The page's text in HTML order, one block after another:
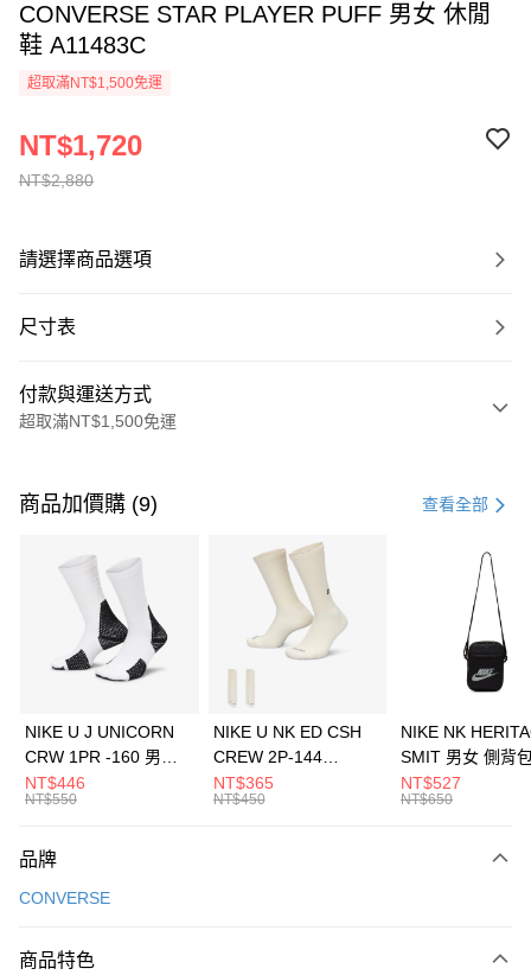
CONVERSE STAR PLAYER PUFF 男女 休閒
鞋 A11483C
超取滿NT$1,500免運
NT$2,880
NT$1,720
請選擇商品選項
尺寸表
付款與運送方式
超取滿NT$1,500免運
信用卡一次付款
3 期 0 利率 每期 21家銀行
合作金庫商業銀行
第一商業銀行
華南商業銀行
彰化商業銀行
上海商業儲蓄銀行
元大商業銀行
台灣樂天信用卡公司
Apple Pay
全盈+PAY
AFTEE先享後付
【關於「AFTEE先享後付」】
便利好安心！
３．安心：先確認商品／服務後，再付款。
運送方式
每筆NT$100，滿NT$1,500(含以上)免運費
商品加價購 (9) 查看全部
NIKE U J UNICORN
CRW 1PR -160 男女
中統襪 FZ3393100
NT$446
NT$550
NIKE U NK ED CSH
CREW 2P-144
EMBRDY 男女 短統襪
FZ3073133
NT$365
NT$450
NIKE NK
SMIT 男女 側背
BA5871010
NT$527
NT$650
品牌
CONVERSE
商品特色